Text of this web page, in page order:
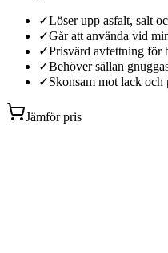
✓Löser upp asfalt, salt
✓Går att använda vid
✓Prisvärd avfettning för
✓Behöver sällan
✓Skonsam mot lack och
Jämför pris